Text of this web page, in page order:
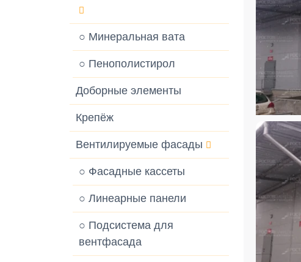
○ Минеральная вата
○ Пенополистирол
Доборные элементы
Крепёж
Вентилируемые фасады
○ Фасадные кассеты
○ Линеарные панели
○ Подсистема для
вентфасада